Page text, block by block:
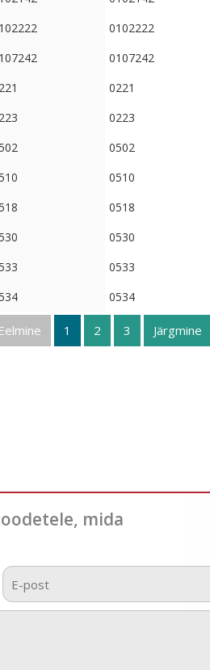
0102222
0107242
0221
0223
0502
0510
0518
0530
0533
0534
Eelmine 1 2 3 Järgmine
mida